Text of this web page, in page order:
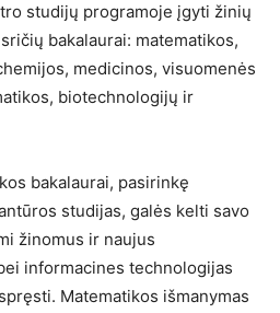
studijų programoje įgyti žinių
bakalaurai: matematikos,
medicinos, visuomenės
biotechnologijų ir
bakalaurai, pasirinkę
studijas, galės kelti savo
žinomus ir naujus
informacines technologijas
Matematikos išmanymas